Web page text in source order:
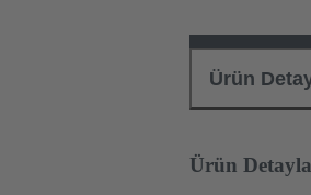
Ürün
Ürün